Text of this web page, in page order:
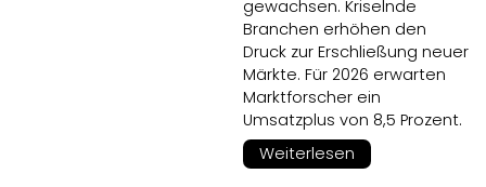
gewachsen. Kriselnde
Branchen erhöhen den
Druck zur Erschließung neuer
Märkte. Für 2026 erwarten
Marktforscher ein
Umsatzplus von 8,5 Prozent.
Weiterlesen